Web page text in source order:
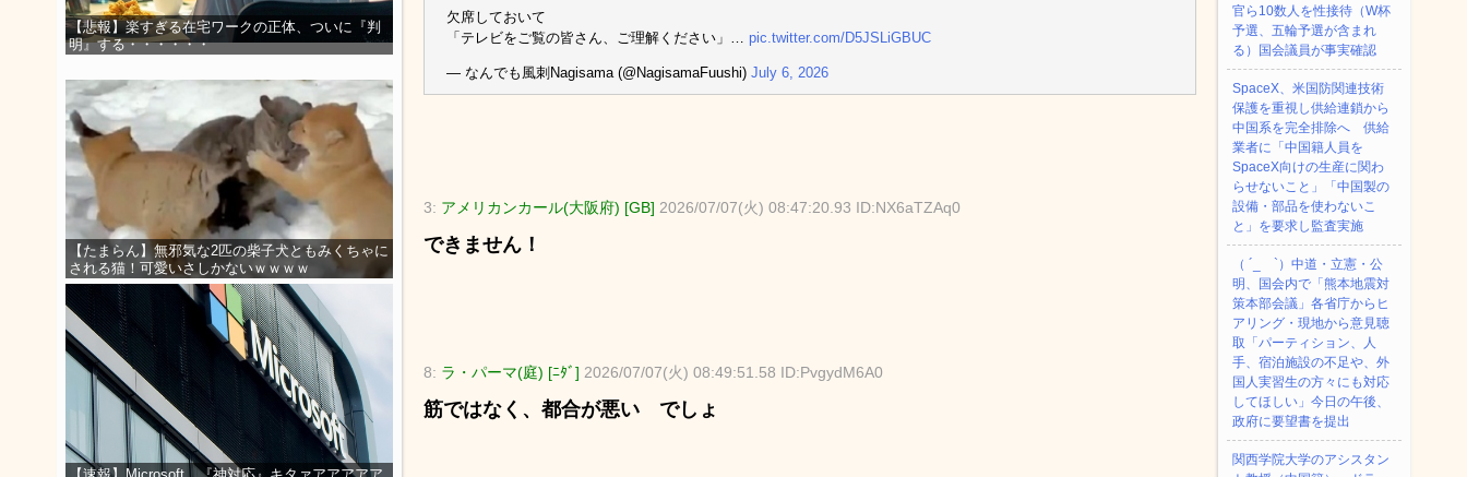
【悲報】楽すぎる在宅ワークの正体、ついに『判
明』する・・・・・・
【たまらん】無邪気な2匹の柴子犬ともみくちゃに
される猫！可愛いさしかないｗｗｗｗ
欠席しておいて
「テレビをご覧の皆さん、ご理解ください」… pic.twitter.com/D5JSLiGBUC
— なんでも風刺Nagisama (@NagisamaFuushi) July 6, 2026
3: アメリカンカール(大阪府) [GB] 2026/07/07(火) 08:47:20.93 ID:NX6aTZAq0
できません！
8: ラ・パーマ(庭) [ﾆﾀﾞ] 2026/07/07(火) 08:49:51.58 ID:PvgydM6A0
筋ではなく、都合が悪い でしょ
官ら10数人を性接待（W杯
予選、五輪予選が含まれ
る）国会議員が事実確認
SpaceX、米国防関連技術
保護を重視し供給連鎖から
中国系を完全排除へ 供給
業者に「中国籍人員を
SpaceX向けの生産に関わ
らせないこと」「中国製の
設備・部品を使わないこ
と」を要求し監査実施
（ ´_ゝ`）中道・立憲・公
明、国会内で「熊本地震対
策本部会議」各省庁からヒ
アリング・現地から意見聴
取「パーティション、人
手、宿泊施設の不足や、外
国人実習生の方々にも対応
してほしい」今日の午後、
政府に要望書を提出
関西学院大学のアシスタン